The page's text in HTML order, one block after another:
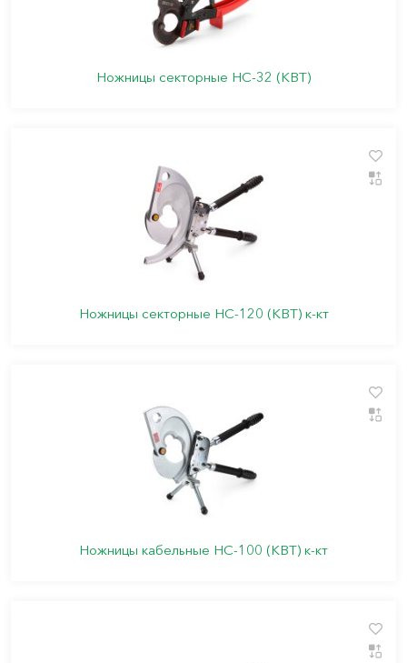
Ножницы секторные НС-32 (КВТ)
Ножницы секторные НС-120 (КВТ) к-кт
Ножницы кабельные НС-100 (КВТ) к-кт